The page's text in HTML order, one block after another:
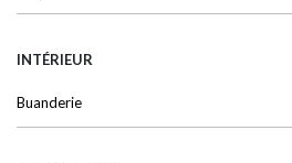
INTÉRIEUR
Buanderie